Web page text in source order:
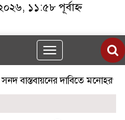
১১:৫৮ পূর্বাহ্ন
Toggle
navigation
দাবিতে মনোহরগঞ্জে